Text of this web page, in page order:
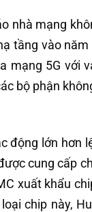
nhà mạng
tầng vào
5G với
bộ phận
động lớn hơn
cung cấp
xuất khẩu
chip này,